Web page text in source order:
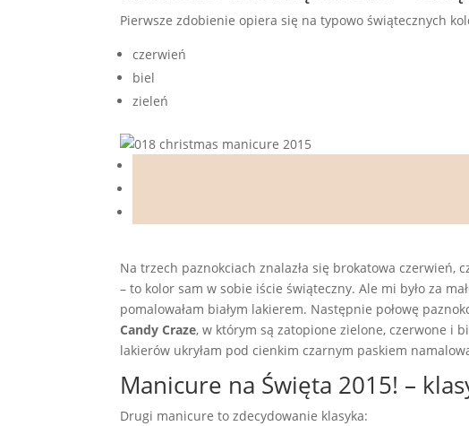
Pierwsze zdobienie opiera się na typowo świątecznych
czerwień
biel
zieleń
Na trzech paznokciach znalazła się brokatowa czerwień,
– to kolor sam w sobie iście świąteczny. Ale mi było za
pomalowałam białym lakierem. Następnie połowę
Candy Craze, w którym są zatopione zielone, czerwone i
lakierów ukryłam pod cienkim czarnym paskiem
Manicure na Święta 2015! –
Drugi manicure to zdecydowanie klasyka: